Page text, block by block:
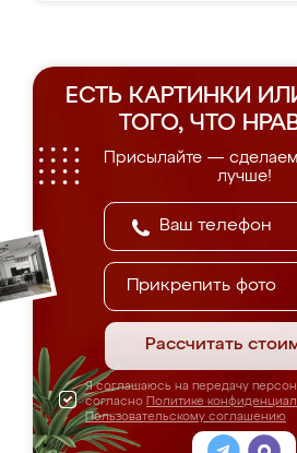
ЕСТЬ КАРТИНКИ
ТОГО, ЧТО
Присылайте —
лучше!
Прикрепить фото
Рассчитать
Я соглашаюсь на передачу
согласно Политике
Пользовательскому соглашению